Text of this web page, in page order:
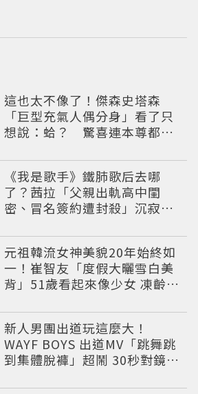
這也太不像了！傑森史塔森
「巨型充氣人偶分身」看了只
想說：蛤？ 驚喜連本尊都吐
《我是歌手》鐵肺歌后去哪
了？茜拉「父親出軌高中閨
密、冒名簽約遭封殺」沉寂12
元祖韓流女神美貌20年始終如
一！崔智友「度假大曬雪白美
背」51歲看起來像少女 凍齡近
新人男團出道玩這麼大！
WAYF BOYS 出道MV「跳舞跳
到集體脫褲」超鬧 30秒對鏡清